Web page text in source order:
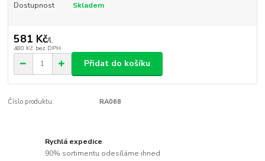
Dostupnost Skladem
581 Kč/l.
480 Kč bez DPH
Přidat do košíku
Číslo produktu: RA068
Rychlá expedice
90% sortimentu odesíláme ihned